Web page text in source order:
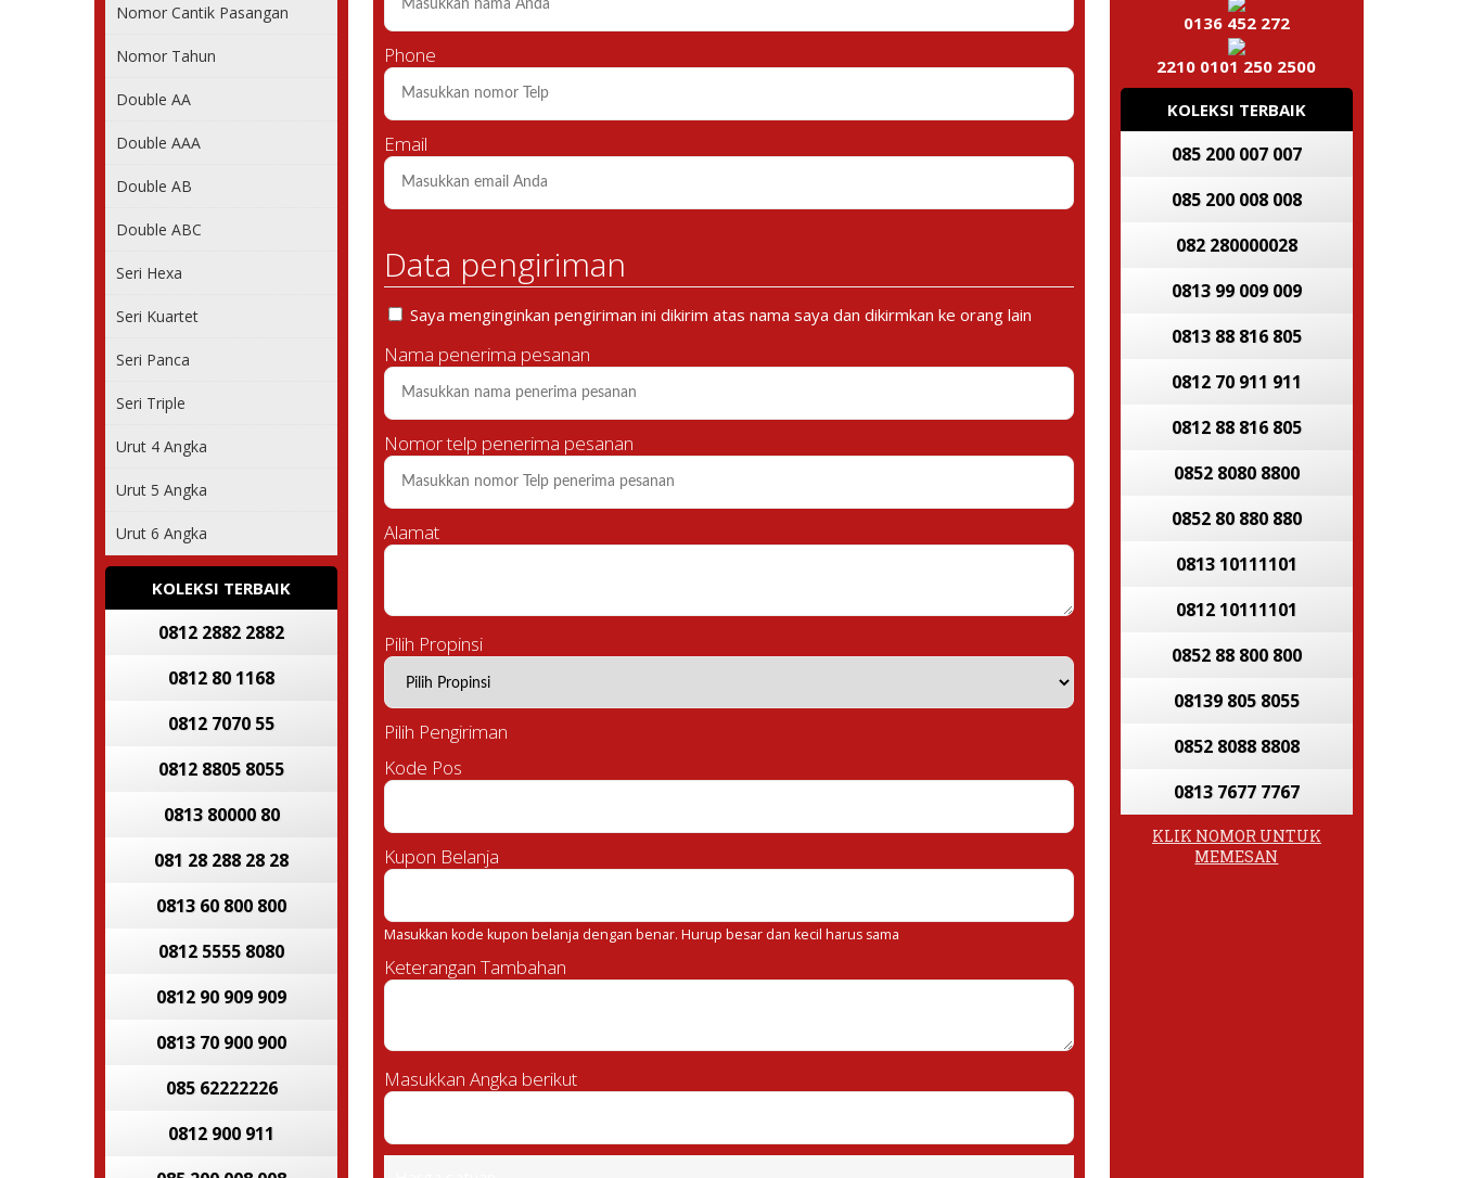
Nomor Cantik Pasangan
Nomor Tahun
Double AA
Double AAA
Double AB
Double ABC
Seri Hexa
Seri Kuartet
Seri Panca
Seri Triple
Urut 4 Angka
Urut 5 Angka
Urut 6 Angka
KOLEKSI TERBAIK
0812 2882 2882
0812 80 1168
0812 7070 55
0812 8805 8055
0813 80000 80
081 28 288 28 28
0813 60 800 800
0812 5555 8080
0812 90 909 909
0813 70 900 900
085 62222226
0812 900 911
Phone
Email
Data pengiriman
Saya menginginkan pengiriman ini dikirim atas nama saya dan dikirmkan ke orang lain
Nama penerima pesanan
Nomor telp penerima pesanan
Alamat
Pilih Propinsi
Pilih Pengiriman
Kode Pos
Kupon Belanja
Masukkan kode kupon belanja dengan benar. Hurup besar dan kecil harus sama
Keterangan Tambahan
Masukkan Angka berikut
0136 452 272
2210 0101 250 2500
KOLEKSI TERBAIK
085 200 007 007
085 200 008 008
082 280000028
0813 99 009 009
0813 88 816 805
0812 70 911 911
0812 88 816 805
0852 8080 8800
0852 80 880 880
0813 10111101
0812 10111101
0852 88 800 800
08139 805 8055
0852 8088 8808
0813 7677 7767
KLIK NOMOR UNTUK
MEMESAN